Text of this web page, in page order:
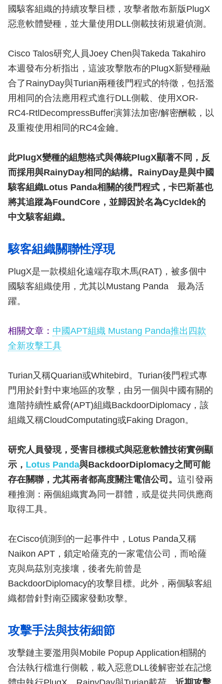
國駭客組織的持續攻擊目標，攻擊者散布新版PlugX
惡意軟體變種，並大量使用DLL側載技術規避偵測。
Cisco Talos研究人員Joey Chen與Takeda Takahiro
本週發布分析指出，這波攻擊散布的PlugX新變種融
合了RainyDay與Turian兩種後門程式的特徵，包括濫
用相同的合法應用程式進行DLL側載、使用XOR-
RC4-RtlDecompressBuffer演算法加密/解密酬載，以
及重複使用相同的RC4金鑰。
此PlugX變種的組態格式與傳統PlugX顯著不同，反
而採用與RainyDay相同的結構。RainyDay是與中國
駭客組織Lotus Panda相關的後門程式，卡巴斯基也
將其追蹤為FoundCore，並歸因於名為Cycldek的
中文駭客組織。
駭客組織關聯性浮現
PlugX是一款模組化遠端存取木馬(RAT)，被多個中
國駭客組織使用，尤其以Mustang Panda 最為活
躍。
相關文章： 中國APT組織 Mustang Panda推出四款
全新攻擊工具
Turian又稱Quarian或Whitebird。Turian後門程式專
門用於針對中東地區的攻擊，由另一個與中國有關的
進階持續性威脅(APT)組織BackdoorDiplomacy，該
組織又稱CloudComputating或Faking Dragon。
研究人員發現，受害目標模式與惡意軟體技術實例顯
示， Lotus Panda與BackdoorDiplomacy之間可能
存在關聯，尤其兩者都高度關注電信公司。 這引發兩
種推測：兩個組織實為同一群體，或是從共同供應商
取得工具。
在Cisco偵測到的一起事件中，Lotus Panda又稱
Naikon APT，鎖定哈薩克的一家電信公司，而哈薩
克與烏茲別克接壤，後者先前曾是
BackdoorDiplomacy的攻擊目標。此外，兩個駭客組
織都曾針對南亞國家發動攻擊。
攻擊手法與技術細節
攻擊鏈主要濫用與Mobile Popup Application相關的
合法執行檔進行側載，載入惡意DLL後解密並在記憶